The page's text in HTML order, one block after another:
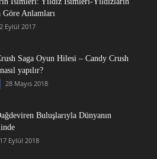
Göre Anlamları
2 Eylül 2017
Saga Oyun Hilesi – Candy Crush
yapılır?
28 Mayıs 2018
Buluşlarıyla Dünyanın
17 Eylül 2018